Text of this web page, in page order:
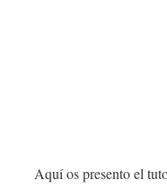
Aquí os presento el